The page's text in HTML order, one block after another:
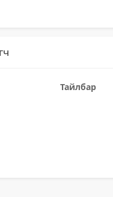
Тайлбар